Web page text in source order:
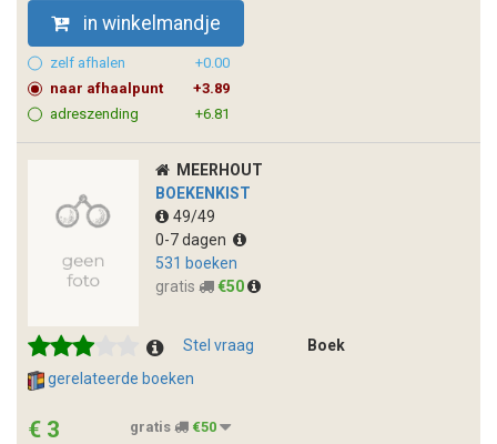
in winkelmandje
zelf afhalen
+0.00
naar afhaalpunt
+3.89
adreszending
+6.81
MEERHOUT
BOEKENKIST
49/49
0-7 dagen
531 boeken
gratis
€50
Stel vraag
Boek
gerelateerde boeken
€ 3 gratis €50